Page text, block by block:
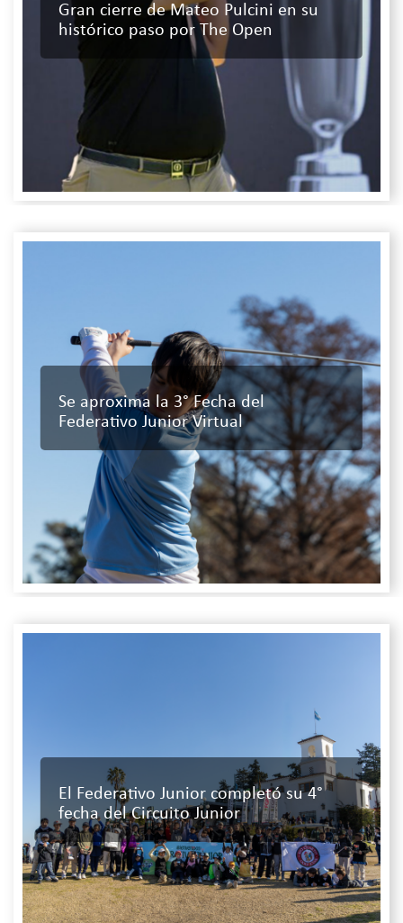
Gran cierre de Mateo Pulcini en su
histórico paso por The Open
Se aproxima la 3° Fecha del
Federativo Junior Virtual
El Federativo Junior completó su 4°
fecha del Circuito Junior